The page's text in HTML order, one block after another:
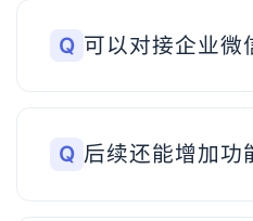
Q 可以对接企业微
Q 后续还能增加功